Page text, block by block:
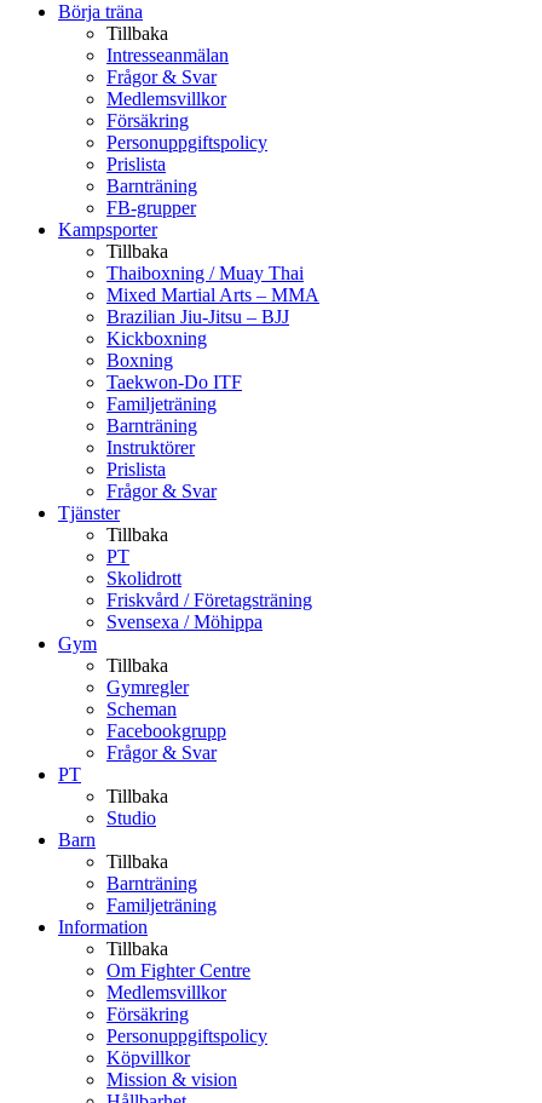
Börja träna
Tillbaka
Intresseanmälan
Frågor & Svar
Medlemsvillkor
Försäkring
Personuppgiftspolicy
Prislista
Barnträning
FB-grupper
Kampsporter
Tillbaka
Thaiboxning / Muay Thai
Mixed Martial Arts – MMA
Brazilian Jiu-Jitsu – BJJ
Kickboxning
Boxning
Taekwon-Do ITF
Familjeträning
Barnträning
Instruktörer
Prislista
Frågor & Svar
Tjänster
Tillbaka
PT
Skolidrott
Friskvård / Företagsträning
Svensexa / Möhippa
Gym
Tillbaka
Gymregler
Scheman
Facebookgrupp
Frågor & Svar
PT
Tillbaka
Studio
Barn
Tillbaka
Barnträning
Familjeträning
Information
Tillbaka
Om Fighter Centre
Medlemsvillkor
Försäkring
Personuppgiftspolicy
Köpvillkor
Mission & vision